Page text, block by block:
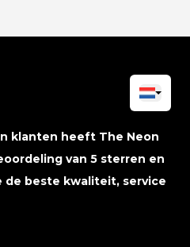
klanten heeft The Neon
van 5 sterren en
beste kwaliteit, service